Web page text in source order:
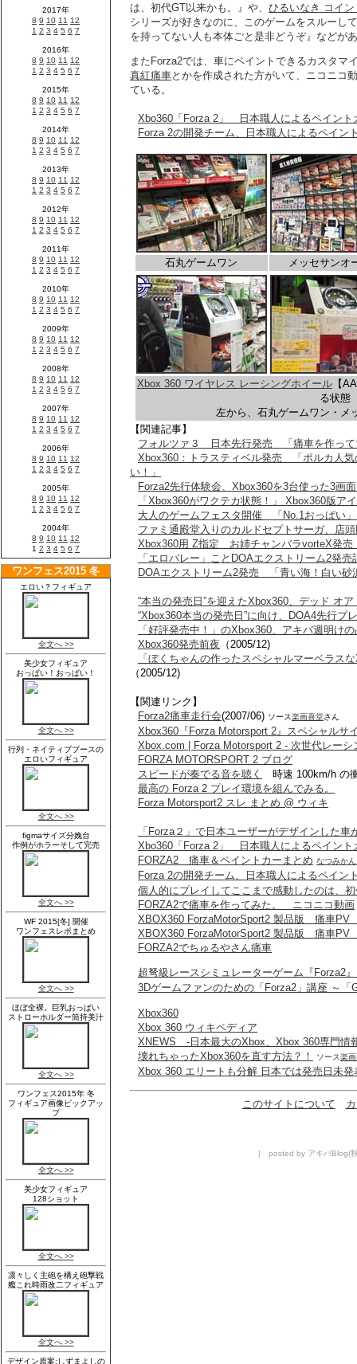
は、初代GT以来かも。』や、 ひるいなき コイ
シリーズが好きなのに、このゲームをスルーし
を持ってない人も本体ごと是非どうぞ』などが
またForza2では、車にペイントできるカスタマ
真紅痛車とかを作成された方がいて、ニコニコ
ている。
Xbo360「Forza 2」 日本職人によるペイント
Forza 2の開発チーム、日本職人によるペイン
石丸ゲームワン メッセサンオ
Xbox 360 ワイヤレス レーシングホイール 【
る状態
左から、石丸ゲームワン・メ
【関連記事】
フォルツァ３ 日本先行発売 「痛車を作って
Xbox360：トラスティベル発売 「ポルカ人
い！」
Forza2先行体験会、Xbox360を3台使った3画
「Xbox360がワクテカ状態！」 Xbox360版ア
大人のゲームフェスタ開催 「No.1おっぱい
ファミ通殿堂入りのカルドセプトサーガ、店
Xbox360用 Z指定 お姉チャンバラvorteX発
「エロバレー」ことDOAエクストリーム2発
DOAエクストリーム2発売 「青い海！白い砂
“本当の発売日”を迎えたXbox360、デッド オ
“Xbox360本当の発売日”に向け、DOA4先行プ
「好評発売中！」のXbox360、アキバ週明け
Xbox360発売前夜 （2005/12)
「ぼくちゃんの作ったスペシャルマーベラス
（2005/12)
【関連リンク】
Forza2痛車走行会(2007/06) ソース楽画喜堂さん
Xbox360『Forza Motorsport 2』スペシャルサ
Xbox.com | Forza Motorsport 2 - 次世代レー
FORZA MOTORSPORT 2 ブログ
スピードが奏でる音を聴く
時速 100km/h の
最高の Forza 2 プレイ環境を組んでみる。
Forza Motorsport2 スレ まとめ @ ウィキ
「Forza２」で日本ユーザーがデザインした
Xbo360「Forza 2」 日本職人によるペイント
FORZA2 痛車＆ペイントカーまとめ なつみか
Forza 2の開発チーム、日本職人によるペイン
個人的にプレイしてここまで感動したのは、
FORZA2で痛車を作ってみた。 ニコニコ動画
XBOX360 ForzaMotorSport2 製品版 痛車
XBOX360 ForzaMotorSport2 製品版 痛車PV
FORZA2でちゅるやさん痛車
超弩級レースシミュレーターゲーム『Forza2
3Dゲームファンのための「Forza2」講座 ～「
Xbox360
Xbox 360 ウィキペディア
XNEWS -日本最大のXbox、Xbox 360専門情
壊れちゃったXbox360を直す方法？！
ソース楽
Xbox 360 エリートも分解 日本では発売日未発
このサイトについて
| posted by アキバBlog(